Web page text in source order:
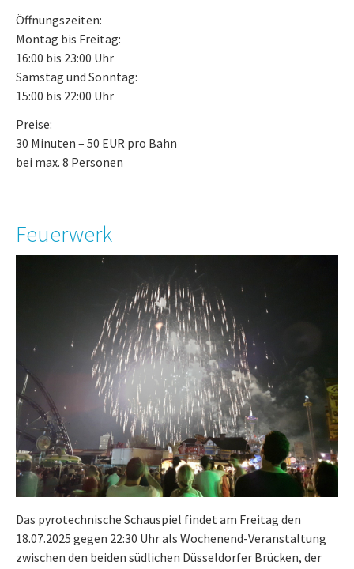
Öffnungszeiten:
Montag bis Freitag:
16:00 bis 23:00 Uhr
Samstag und Sonntag:
15:00 bis 22:00 Uhr
Preise:
30 Minuten – 50 EUR pro Bahn
bei max. 8 Personen
Feuerwerk
Das pyrotechnische Schauspiel findet am Freitag den
18.07.2025 gegen 22:30 Uhr als Wochenend-Veranstaltung
zwischen den beiden südlichen Düsseldorfer Brücken, der